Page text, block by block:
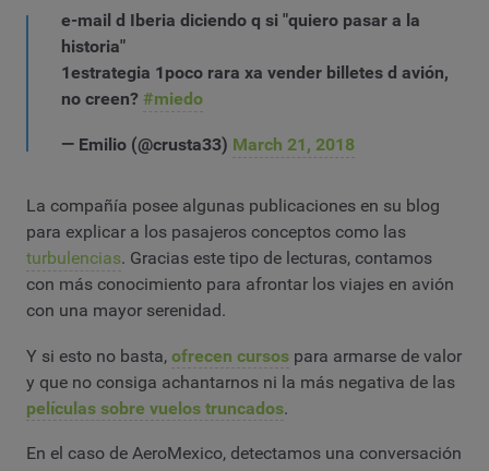
e-mail d Iberia diciendo q si "quiero pasar a la
historia"
1estrategia 1poco rara xa vender billetes d avión,
no creen? #miedo
— Emilio (@crusta33) March 21, 2018
La compañía posee algunas publicaciones en su blog
para explicar a los pasajeros conceptos como las
turbulencias. Gracias este tipo de lecturas, contamos
con más conocimiento para afrontar los viajes en avión
con una mayor serenidad.
Y si esto no basta, ofrecen cursos para armarse de valor
y que no consiga achantarnos ni la más negativa de las
películas sobre vuelos truncados.
En el caso de AeroMexico, detectamos una conversación